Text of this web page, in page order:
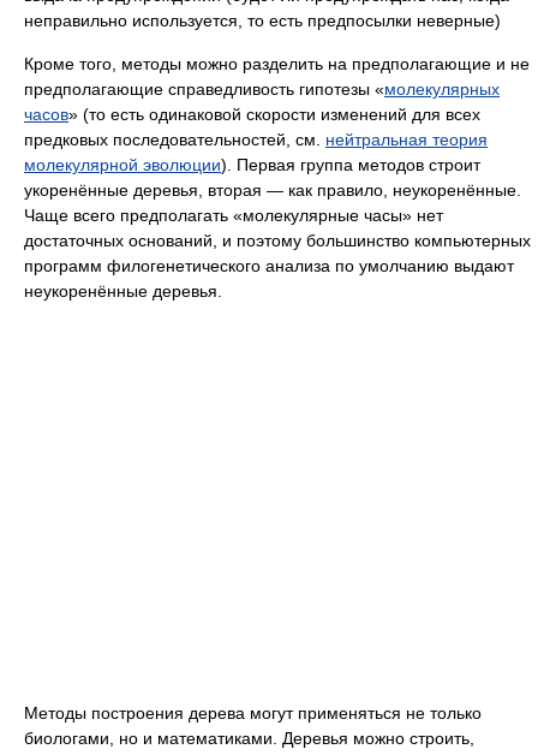
неправильно используется, то есть предпосылки неверные)
Кроме того, методы можно разделить на предполагающие и не
предполагающие справедливость гипотезы «молекулярных
часов» (то есть одинаковой скорости изменений для всех
предковых последовательностей, см. нейтральная теория
молекулярной эволюции). Первая группа методов строит
укоренённые деревья, вторая — как правило, неукоренённые.
Чаще всего предполагать «молекулярные часы» нет
достаточных оснований, и поэтому большинство компьютерных
программ филогенетического анализа по умолчанию выдают
неукоренённые деревья.
Методы построения дерева могут применяться не только
биологами, но и математиками. Деревья можно строить,